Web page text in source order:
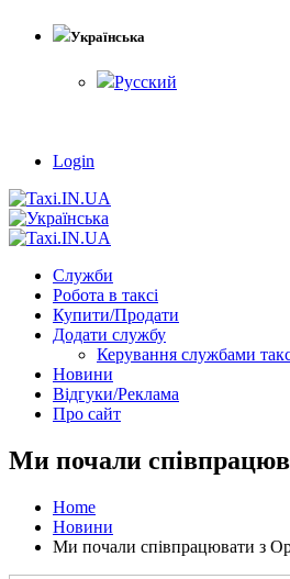
Українська
Русский
Login
Служби
Робота в таксі
Купити/Продати
Додати службу
Керування службами
Новини
Відгуки/Реклама
Про сайт
Ми почали
Home
Новини
Ми почали співпрацювати з